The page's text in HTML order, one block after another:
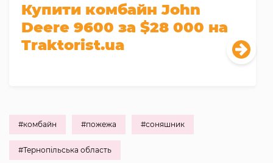
Купити комбайн John
Deere 9600 за $28 000 на
Traktorist.ua
#комбайн #пожежа #соняшник
#Тернопільська область